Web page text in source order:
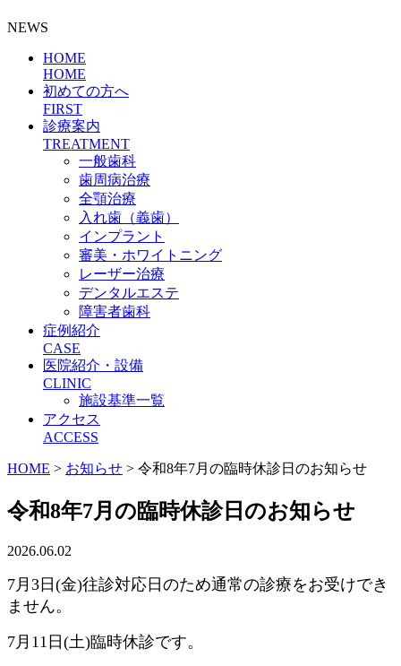
NEWS
HOME
HOME
初めての方へ
FIRST
診療案内
TREATMENT
一般歯科
歯周病治療
全顎治療
入れ歯（義歯）
インプラント
審美・ホワイトニング
レーザー治療
デンタルエステ
障害者歯科
症例紹介
CASE
医院紹介・設備
CLINIC
施設基準一覧
アクセス
ACCESS
HOME > お知らせ > 令和8年7月の臨時休診日のお知らせ
令和8年7月の臨時休診日のお知らせ
2026.06.02
7月3日(金)往診対応日のため通常の診療をお受けでき
ません。
7月11日(土)臨時休診です。